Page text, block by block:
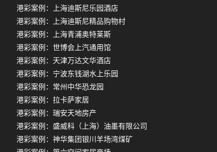
港彩案例：上海迪斯尼乐园酒店
港彩案例：上海迪斯尼精品购物村
港彩案例：上海青浦奥特莱斯
港彩案例：世博会上汽通用馆
港彩案例：天津万达文华酒店
港彩案例：宁波东钱湖水上乐园
港彩案例：常州中华恐龙园
港彩案例：拉卡萨家居
港彩案例：瑞安天地房产
港彩案例：盛威科（上海）油墨有限公司
港彩案例：神华集团银川羊场湾煤矿